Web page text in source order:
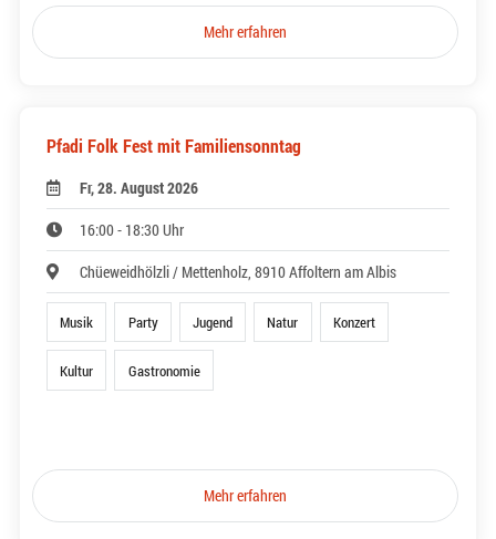
Mehr erfahren
Pfadi Folk Fest mit Familiensonntag
Fr, 28. August 2026
16:00 - 18:30 Uhr
Chüeweidhölzli / Mettenholz, 8910 Affoltern am Albis
Musik Party Jugend Natur Konzert
Kultur Gastronomie
Mehr erfahren